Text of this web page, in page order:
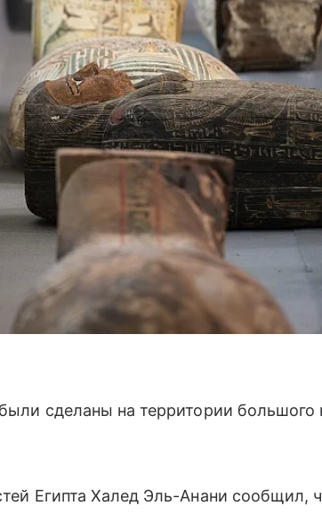
сделаны на территории большого
Египта Халед Эль-Анани сообщил,